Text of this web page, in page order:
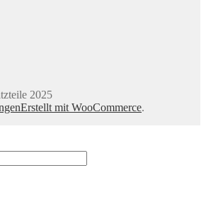
2025
Erstellt mit WooCommerce.